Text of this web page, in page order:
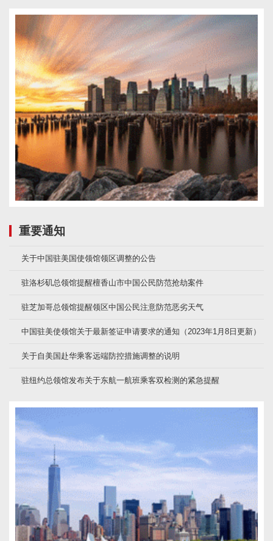
重要通知
关于中国驻美国使领馆领区调整的公告
驻洛杉矶总领馆提醒檀香山市中国公民防范抢劫案件
驻芝加哥总领馆提醒领区中国公民注意防范恶劣天气
中国驻美使领馆关于最新签证申请要求的通知（2023年1月8日更新）
关于自美国赴华乘客远端防控措施调整的说明
驻纽约总领馆发布关于东航一航班乘客双检测的紧急提醒